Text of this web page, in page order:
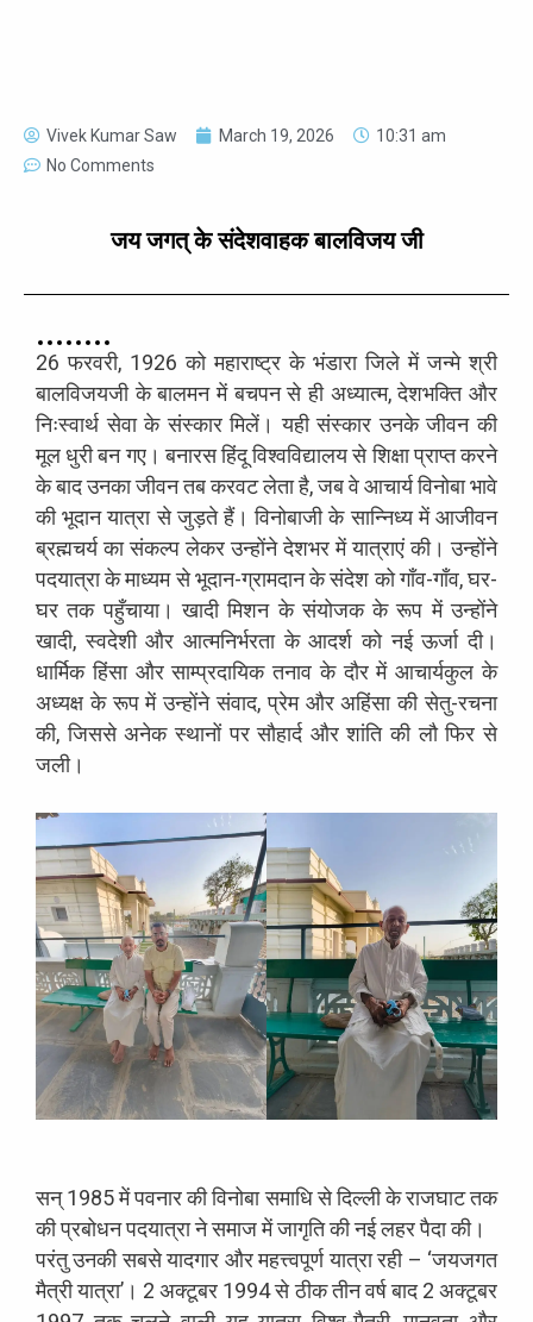
Vivek Kumar Saw March 19, 2026
10:31 am
No Comments
जय जगत् के संदेशवाहक बालविजय जी
26 फरवरी, 1926 को महाराष्ट्र के भंडारा जिले में जन्मे श्री
बालविजयजी के बालमन में बचपन से ही अध्यात्म, देशभक्ति और
निःस्वार्थ सेवा के संस्कार मिलें। यही संस्कार उनके जीवन की
मूल धुरी बन गए। बनारस हिंदू विश्वविद्यालय से शिक्षा प्राप्त करने
के बाद उनका जीवन तब करवट लेता है, जब वे आचार्य विनोबा भावे
की भूदान यात्रा से जुड़ते हैं। विनोबाजी के सान्निध्य में आजीवन
ब्रह्मचर्य का संकल्प लेकर उन्होंने देशभर में यात्राएं की। उन्होंने
पदयात्रा के माध्यम से भूदान-ग्रामदान के संदेश को गाँव-गाँव, घर-
घर तक पहुँचाया। खादी मिशन के संयोजक के रूप में उन्होंने
खादी, स्वदेशी और आत्मनिर्भरता के आदर्श को नई ऊर्जा दी।
धार्मिक हिंसा और साम्प्रदायिक तनाव के दौर में आचार्यकुल के
अध्यक्ष के रूप में उन्होंने संवाद, प्रेम और अहिंसा की सेतु-रचना
की, जिससे अनेक स्थानों पर सौहार्द और शांति की लौ फिर से
जली।
सन् 1985 में पवनार की विनोबा समाधि से दिल्ली के राजघाट तक
की प्रबोधन पदयात्रा ने समाज में जागृति की नई लहर पैदा की।
परंतु उनकी सबसे यादगार और महत्त्वपूर्ण यात्रा रही – ‘जयजगत
मैत्री यात्रा’। 2 अक्टूबर 1994 से ठीक तीन वर्ष बाद 2 अक्टूबर